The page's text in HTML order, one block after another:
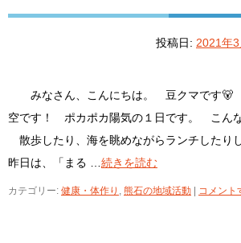
投稿日: 2021年
みなさん、こんにちは。 豆クマです
空です！ ポカポカ陽気の１日です。 こん
散歩したり、海を眺めながらランチし
昨日は、「まる … 続きを読む
カテゴリー: 健康・体作り , 熊石の地域活動 コメント